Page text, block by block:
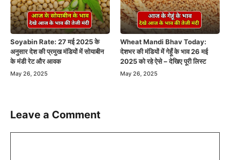
Soyabin Rate: 27 मई 2025 के
अनुसार देश की प्रमुख मंडियों में सोयाबीन
के मंडी रेट और आवक
May 26, 2025
Wheat Mandi Bhav Today:
देशभर की मंडियों में गेहूँ के भाव 26 मई
2025 को रहे ऐसे – देखिए पूरी लिस्ट
May 26, 2025
Leave a Comment